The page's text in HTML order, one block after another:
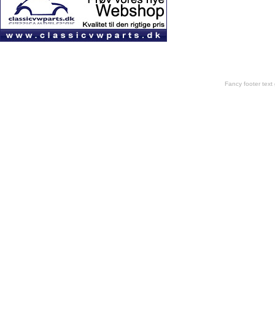
Fancy footer